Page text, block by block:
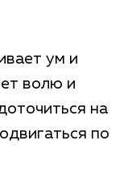
ум и
волю и
на
по